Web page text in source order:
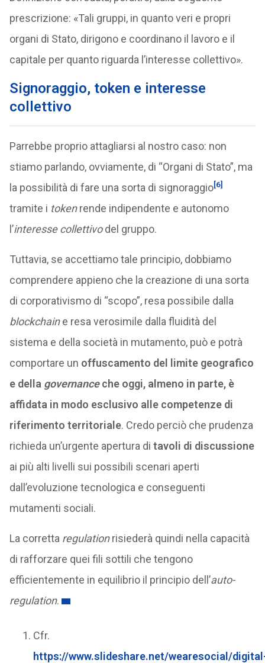
prescrizione: «Tali gruppi, in quanto veri e propri
organi di Stato, dirigono e coordinano il lavoro e il
capitale per quanto riguarda l’interesse collettivo».
Signoraggio, token e interesse
collettivo
Parrebbe proprio attagliarsi al nostro caso: non
stiamo parlando, ovviamente, di “Organi di Stato”, ma
la possibilità di fare una sorta di signoraggio[6]
tramite i tokenrende indipendente e autonomo
l’interesse collettivodel gruppo.
Tuttavia, se accettiamo tale principio, dobbiamo
comprendere appieno che la creazione di una sorta
di corporativismo di “scopo”, resa possibile dalla
blockchaine resa verosimile dalla fluidità del
sistema e della società in mutamento, può e potrà
comportare un offuscamento del limite geografico
e della governanceche oggi, almeno in parte, è
affidata in modo esclusivo alle competenze di
riferimento territoriale. Credo perciò che prudenza
richieda un’urgente apertura di tavoli di discussione
ai più alti livelli sui possibili scenari aperti
dall’evoluzione tecnologica e conseguenti
mutamenti sociali.
La corretta regulationrisiederà quindi nella capacità
di rafforzare quei fili sottili che tengono
efficientemente in equilibrio il principio dell’auto-
regulation.
Cfr.
https://www.slideshare.net/wearesocial/